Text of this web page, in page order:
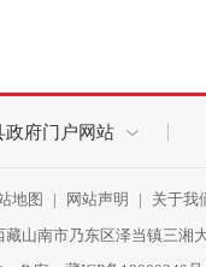
政府门户网站
地图 | 网站声明 |
关于我
山南市乃东区泽当镇三湘